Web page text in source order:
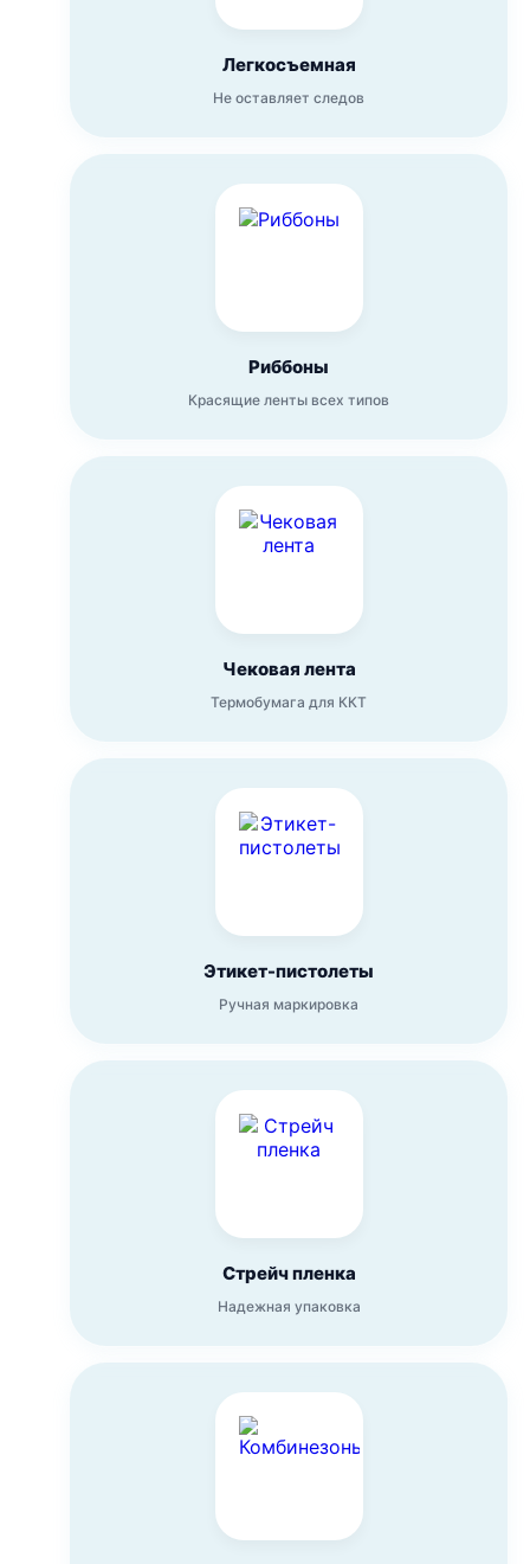
Легкосъемная
Не оставляет следов
Риббоны
Красящие ленты всех типов
Чековая лента
Термобумага для ККТ
Этикет-пистолеты
Ручная маркировка
Стрейч пленка
Надежная упаковка